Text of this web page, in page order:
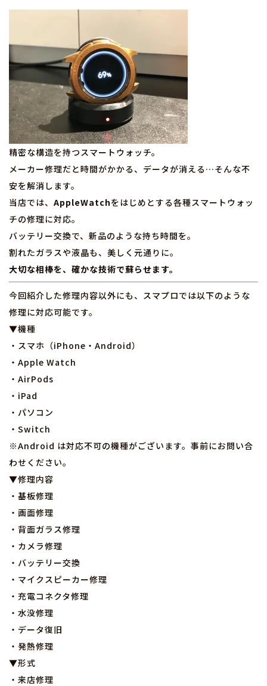
精密な構造を持つスマートウォッチ。
メーカー修理だと時間がかかる、データが消える…そんな不
安を解消します。
当店では、 AppleWatchをはじめとする各種スマートウォッ
チの修理に対応。
バッテリー交換で、新品のような持ち時間を。
割れたガラスや液晶も、美しく元通りに。
大切な相棒を、確かな技術で蘇らせます。
今回紹介した修理内容以外にも、スマプロでは以下のような
修理に対応可能です。
▼機種
・スマホ（iPhone・Android）
・Apple Watch
・AirPods
・iPad
・パソコン
・Switch
※Android は対応不可の機種がございます。事前にお問い合
わせください。
▼修理内容
・基板修理
・画面修理
・背面ガラス修理
・カメラ修理
・バッテリー交換
・マイクスピーカー修理
・充電コネクタ修理
・水没修理
・データ復旧
・発熱修理
▼形式
・来店修理